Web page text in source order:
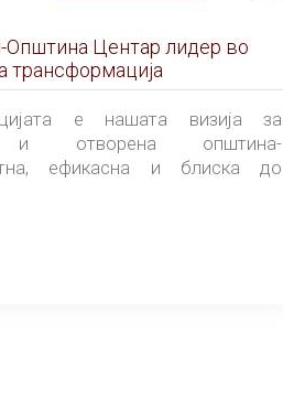
Општина Центар лидер во
трансформација
е нашата визија за
и отворена општина-
ефикасна и блиска до